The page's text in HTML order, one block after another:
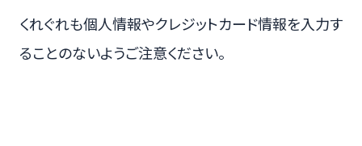
くれぐれも個人情報やクレジットカード情報を入力す
ることのないようご注意ください。